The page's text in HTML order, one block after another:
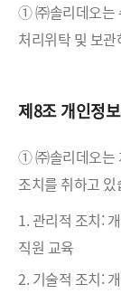
① ㈜솔리데오는
처리위탁 및 보
제8조 개인정
① ㈜솔리데오는
조치를 취하고 있
1. 관리적 조치:
직원 교육
2. 기술적 조치: